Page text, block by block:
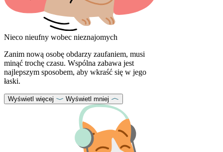
Nieco nieufny wobec nieznajomych
Zanim nową osobę obdarzy zaufaniem, musi
minąć trochę czasu. Wspólna zabawa jest
najlepszym sposobem, aby wkraść się w jego
łaski.
Wyświetl więcej Wyświetl mniej